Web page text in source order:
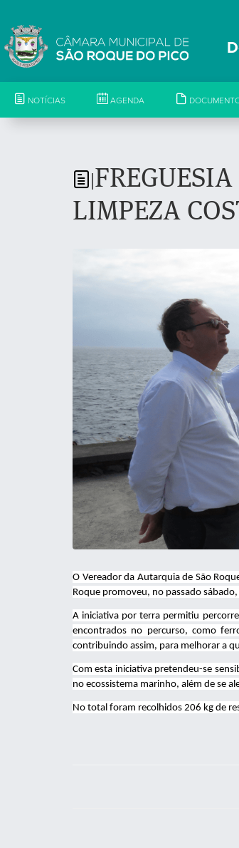
NOTÍCIAS AGENDA
FREGUESIA
LIMPEZA
O Vereador da Autarquia de São
Roque promoveu, no passado
A iniciativa por terra permitiu
encontrados no percurso, como
contribuindo assim, para melhorar a
Com esta iniciativa pretendeu-se
no ecossistema marinho, além de se
No total foram recolhidos 206 kg de